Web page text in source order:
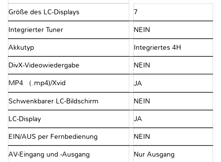
Größe des LC-Displays 7
Integrierter Tuner NEIN
Akkutyp Integriertes 4H
DivX-Videowiedergabe NEIN
MP4 （.mp4)/Xvid JA
Schwenkbarer LC-Bildschirm NEIN
LC-Display JA
EIN/AUS per Fernbedienung NEIN
AV-Eingang und -Ausgang Nur Ausgang